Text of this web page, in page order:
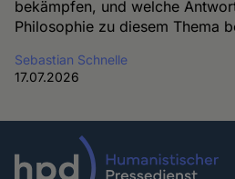
bekämpfen, und welche
Philosophie zu diesem Thema
Sebastian Schnelle
17.07.2026